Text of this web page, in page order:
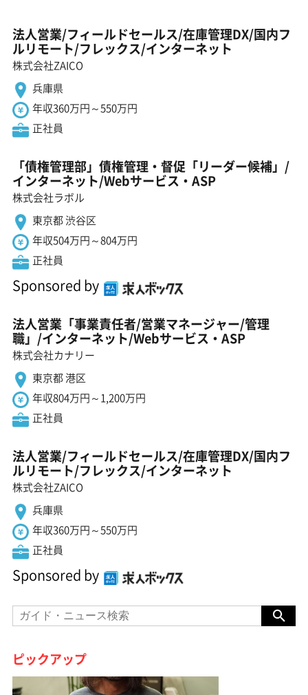
法人営業/フィールドセールス/在庫管理DX/国内フ
ルリモート/フレックス/インターネット
株式会社ZAICO
兵庫県
年収360万円～550万円
正社員
「債権管理部」債権管理・督促「リーダー候補」/
インターネット/Webサービス・ASP
株式会社ラボル
東京都 渋谷区
年収504万円～804万円
正社員
Sponsored by
法人営業「事業責任者/営業マネージャー/管理
職」/インターネット/Webサービス・ASP
株式会社カナリー
東京都 港区
年収804万円～1,200万円
正社員
法人営業/フィールドセールス/在庫管理DX/国内フ
ルリモート/フレックス/インターネット
株式会社ZAICO
兵庫県
年収360万円～550万円
正社員
Sponsored by
ピックアップ